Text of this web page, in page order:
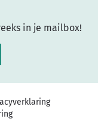
in je mailbox!